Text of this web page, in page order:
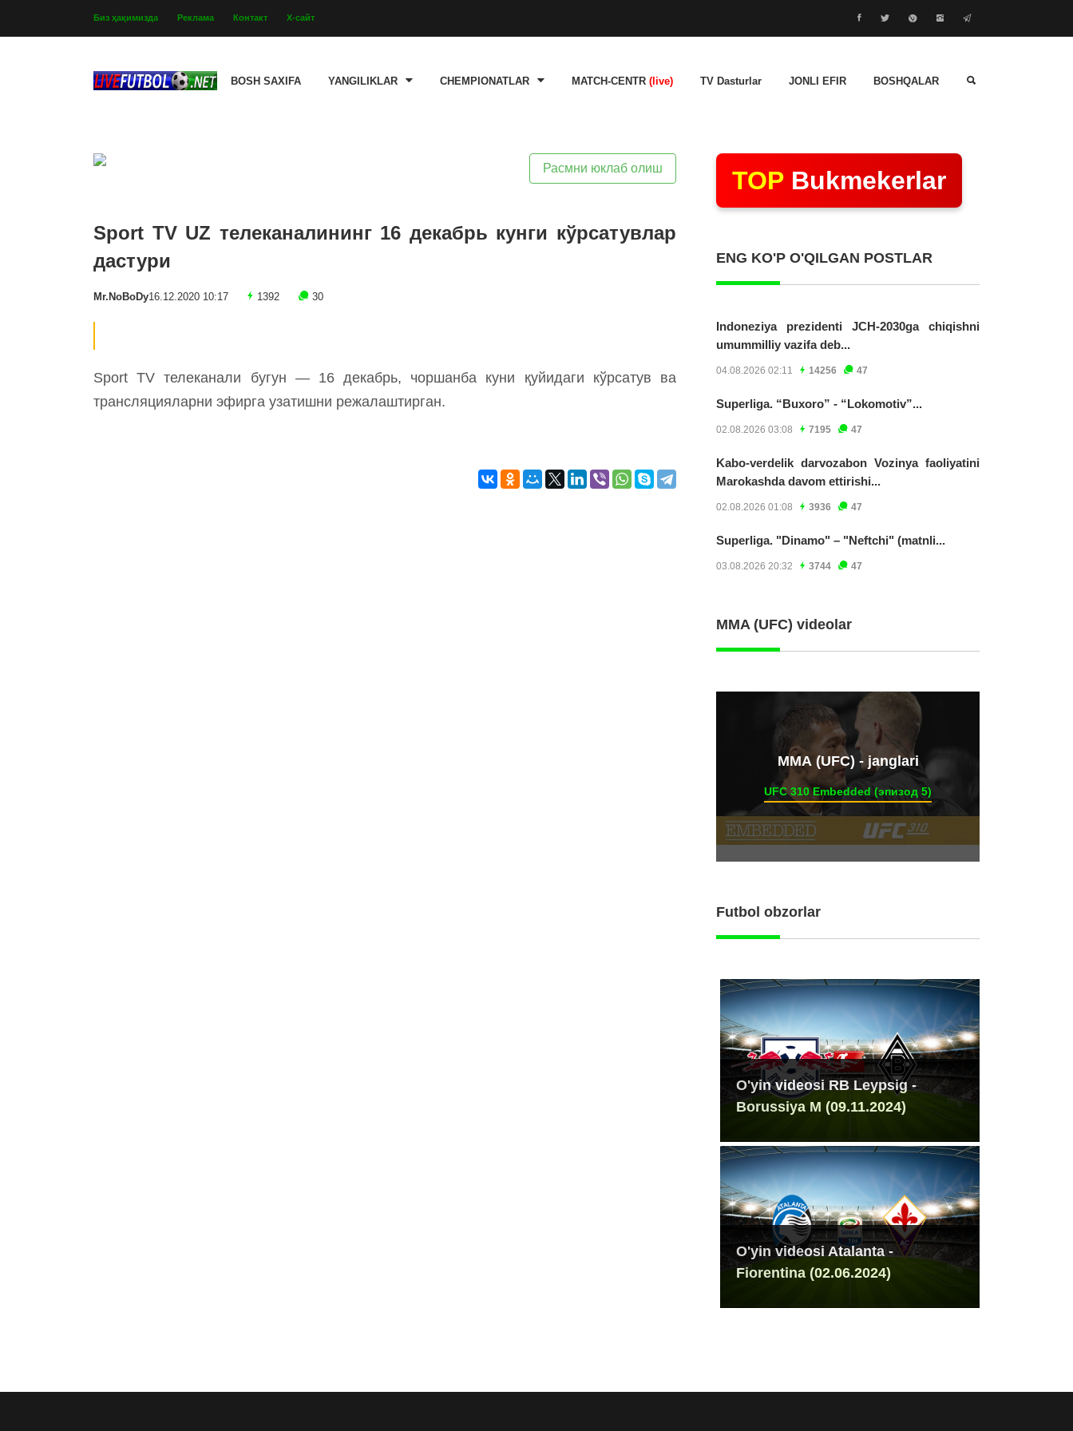
Биз ҳақимизда Реклама Контакт Х-сайт
BOSH SAXIFA YANGILIKLAR CHEMPIONATLAR MATCH-CENTR (live) TV Dasturlar JONLI EFIR BOSHQALAR
Расмни юклаб олиш
Sport TV UZ телеканалининг 16 декабрь кунги кўрсатувлар
дастури
Mr.NoBoDy16.12.2020 10:17 1392 30
Sport TV телеканали бугун — 16 декабрь, чоршанба куни қуйидаги кўрсатув ва
трансляцияларни эфирга узатишни режалаштирган.
TOP Bukmekerlar
ENG KO'P O'QILGAN POSTLAR
Indoneziya prezidenti JCH-2030ga chiqishni
umummilliy vazifa deb...
04.08.2026 02:11 14256 47
Superliga. “Buxoro” - “Lokomotiv”...
02.08.2026 03:08 7195 47
Kabo-verdelik darvozabon Vozinya faoliyatini
Marokashda davom ettirishi...
02.08.2026 01:08 3936 47
Superliga. "Dinamo" – "Neftchi" (matnli...
03.08.2026 20:32 3744 47
MMA (UFC) videolar
ММА (UFC) - janglari
UFC 310 Embedded (эпизод 5)
Futbol obzorlar
O'yin videosi RB Leypsig -
Borussiya M (09.11.2024)
O'yin videosi Atalanta -
Fiorentina (02.06.2024)